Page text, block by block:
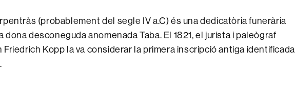
(probablement del segle IV a.C) és una dedicatòria funerària
dona desconeguda anomenada Taba. El 1821, el jurista i paleògraf
Friedrich Kopp la va considerar la primera inscripció antiga identificada